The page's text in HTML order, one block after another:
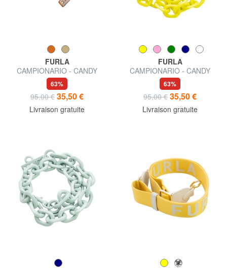
FURLA
CAMPIONARIO - CANDY
Poignée de chaîne
63%
95,00 € 35,50 €
Livraison gratuite
FURLA
CAMPIONARIO - CANDY
Poignée en résine
63%
95,00 € 35,50 €
Livraison gratuite